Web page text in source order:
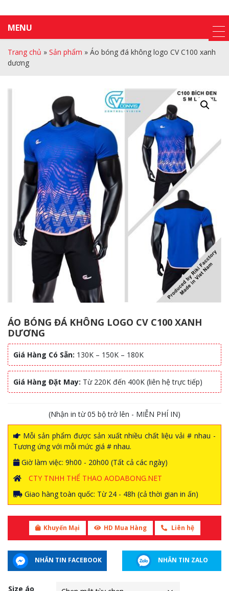
MENU
Trang chủ » Sản phẩm » Áo bóng đá không logo CV C100 xanh
dương
ÁO BÓNG ĐÁ KHÔNG LOGO CV C100 XANH
DƯƠNG
Giá Hàng Có Sẵn: 130K – 150K – 180K
Giá Hàng Đặt May: Từ 220K đến 400K (liên hệ trực tiếp)
(Nhận in từ 05 bộ trở lên - MIỄN PHÍ IN)
Mỗi sản phẩm được sản xuất nhiều chất liệu vải # nhau -
Tương ứng với mỗi mức giá # nhau.
Giờ làm việc: 9h00 - 20h00 (Tất cả các ngày)
CTY TNHH THỂ THAO AODABONG.NET
Giao hàng toàn quốc: Từ 24 - 48h (cả thời gian in ấn)
Khuyến Mại HD Mua Hàng Liên hệ
NHẮN TIN FACEBOOK NHẮN TIN ZALO
Size áo